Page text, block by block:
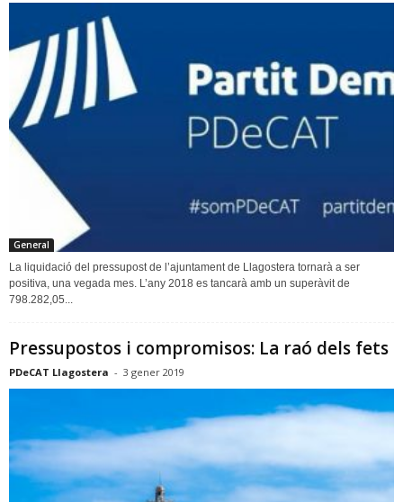
General
La liquidació del pressupost de l’ajuntament de Llagostera tornarà a ser
positiva, una vegada mes. L’any 2018 es tancarà amb un superàvit de
798.282,05...
Pressupostos i compromisos: La raó dels fets
PDeCAT Llagostera - 3 gener 2019